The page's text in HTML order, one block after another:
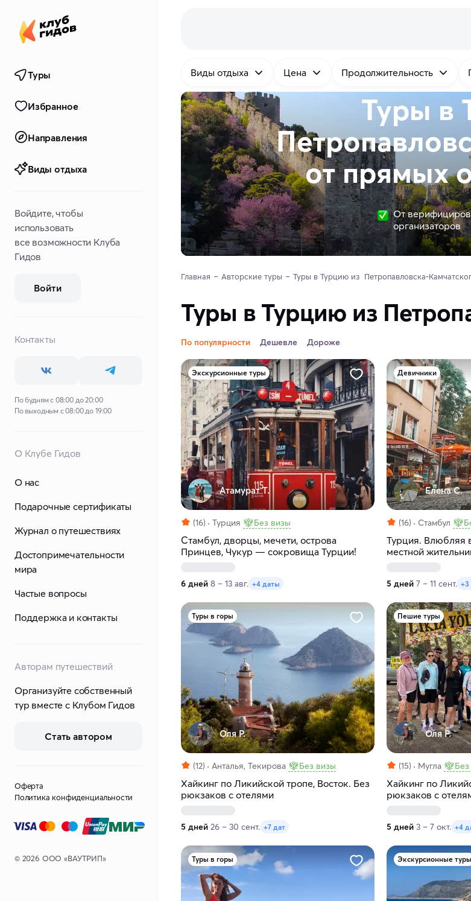
Туры
Избранное
Направления
Виды отдыха
Войдите, чтобы
использовать
все возможности Клуба
Гидов
Войти
Контакты
По будням с 08:00 до 20:00
По выходным с 08:00 до 19:00
О Клубе Гидов
О нас
Подарочные сертификаты
Журнал о путешествиях
Достопримечательности
мира
Частые вопросы
Поддержка и контакты
Авторам путешествий
Организуйте собственный
тур вместе с Клубом Гидов
Стать автором
Оферта
Политика конфиденциальности
© 2026 ООО «ВАУТРИП»
Виды отдыха Цена Продолжительность
Туры в
отпрямых
От
организаторов
Главная Авторские туры Туры в Турцию из  Петропавловска-
Туры в Турцию из
По популярности Дешевле Дороже
Экскурсионные туры
Атамурат Т.
(16) Турция Без визы
Стамбул, дворцы, мечети, острова
Принцев, Чукур — сокровища Турции!
6 дней 8 – 13 авг. +4 даты
Девичники
Елена С.
(16) Стамбул
Турция. Влюбляя
местной
5 дней 7 – 11 сент. +3
Туры в горы
Оля Р.
(12) Анталья, Текирова Без визы
Хайкинг по Ликийской тропе, Восток. Без
рюкзаков с отелями
5 дней 26 – 30 сент. +7 дат
Пешие туры
Оля Р.
(15) Мугла
Хайкинг по
рюкзаков с
5 дней 3 – 7 окт. +4
Туры в горы Экскурсионные туры